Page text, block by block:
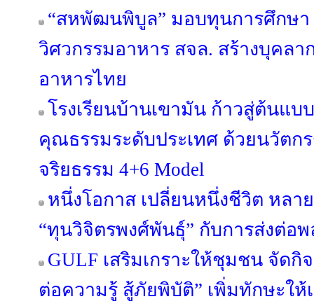
“สหพัฒนพิบูล” มอบทุนการศึกษ
วิศวกรรมอาหาร สจล. สร้างบุคล
อาหารไทย
โรงเรียนบ้านเขามัน ก้าวสู่ต้นแบบ
คุณธรรมระดับประเทศ ด้วยนวัต
จริยธรรม 4+6 Model
หนึ่งโอกาส เปลี่ยนหนึ่งชีวิต หลา
“ทุนวิจิตรพงศ์พันธุ์” กับการส่งต่อ
GULF เสริมเกราะให้ชุมชน จัดกิ
ต่อความรู้ สู้ภัยพิบัติ” เพิ่มทักษะให้